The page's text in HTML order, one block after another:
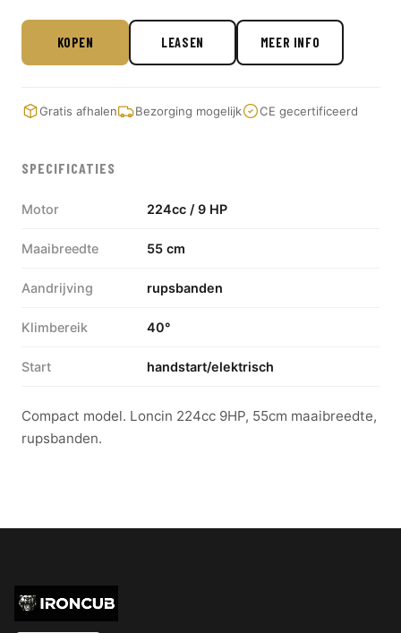
KOPEN LEASEN MEER INFO
Gratis afhalen Bezorging mogelijk CE gecertificeerd
SPECIFICATIES
Motor 224cc / 9 HP
Maaibreedte 55 cm
Aandrijving rupsbanden
Klimbereik 40°
Start handstart/elektrisch
Compact model. Loncin 224cc 9HP, 55cm maaibreedte,
rupsbanden.